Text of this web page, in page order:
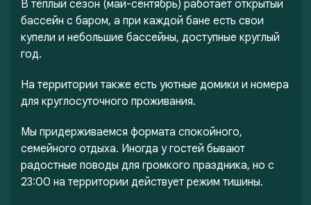
В тёплый сезон (май-сентябрь) работает открытый
бассейн с баром, а при каждой бане есть свои
купели и небольшие бассейны, доступные круглый
год.
На территории также есть уютные домики и номера
для круглосуточного проживания.
Мы придерживаемся формата спокойного,
семейного отдыха. Иногда у гостей бывают
радостные поводы для громкого праздника, но с
23:00 на территории действует режим тишины.